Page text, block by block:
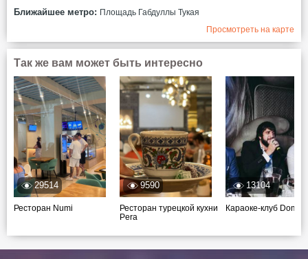
Ближайшее метро: Площадь Габдуллы Тукая
Просмотреть на карте
Так же вам может быть интересно
29514
Ресторан Numi
9590
Ресторан турецкой кухни
Pera
13104
Караоке-клуб